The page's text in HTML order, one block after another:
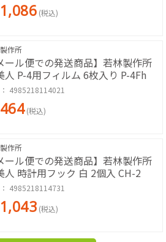
(税込)
作所
ール便での発送商品】若林製作所
人 P-4用フィルム 6枚入り P-4Fh
4985218114021
(税込)
作所
ール便での発送商品】若林製作所
人 時計用フック 白 2個入 CH-2
4985218114731
(税込)